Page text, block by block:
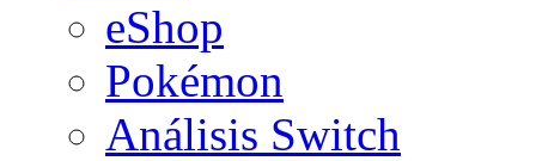
eShop
Pokémon
Análisis Switch